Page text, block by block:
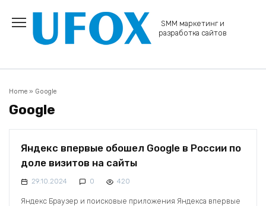
содержанию
SMM маркетинг и
разработка сайтов
Home » Google
Google
Яндекс впервые обошел Google в России по
доле визитов на сайты
29.10.2024 0 420
Яндекс Браузер и поисковые приложения Яндекса впервые